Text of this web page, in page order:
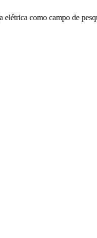
elétrica como campo de